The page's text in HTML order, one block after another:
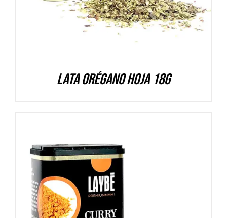
Lata Orégano hoja 18g
DETALLES